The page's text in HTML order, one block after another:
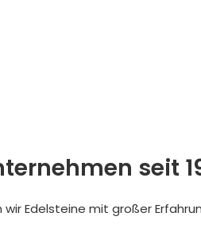
seit
Edelsteine mit großer